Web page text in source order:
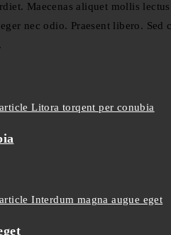
Maecenas aliquet mollis
nec odio. Praesent libero.